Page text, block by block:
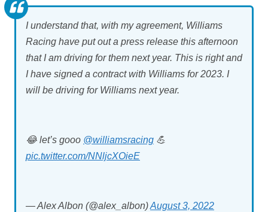
I understand that, with my agreement, Williams
Racing have put out a press release this afternoon
that I am driving for them next year. This is right and
I have signed a contract with Williams for 2023. I
will be driving for Williams next year.
😂 let’s gooo @williamsracing 💪
pic.twitter.com/NNljcXOieE
— Alex Albon (@alex_albon)August 3, 2022